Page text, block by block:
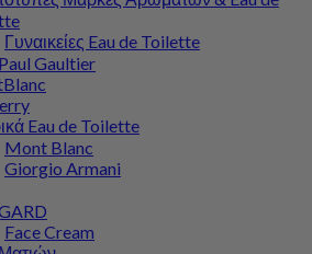
Γυναικείες Eau de Toilette
Gaultier
Eau de Toilette
Mont Blanc
Giorgio Armani
Face Cream